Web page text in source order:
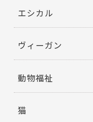
エシカル
ヴィーガン
動物福祉
猫